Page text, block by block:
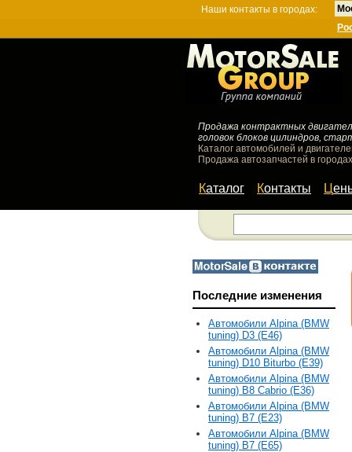
Наши контакты в городах:
Продажа контрактных
головок блоков цилиндров,
Каталог автомобилей и
Продажа автозапчастей в
Каталог Контакты
Последние изменения
Автомобили Alpina (BMW
tuning) D3 (E46)
Автомобили Alpina (BMW
tuning) D10 Biturbo (E39)
Автомобили Alpina (BMW
tuning) B8 Cabrio (E36)
Автомобили Alpina (BMW
tuning) B7 (E23)
Автомобили Alpina (BMW
tuning) B7 (E65)